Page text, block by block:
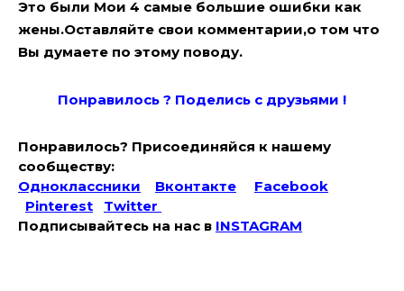
Это были Мои 4 самые большие ошибки как
жены.Оставляйте свои комментарии,о том что
Вы думаете по этому поводу.
Понравилось ? Поделись с друзьями !
Понравилось? Присоединяйся к нашему
сообществу:
Одноклассники
Вконтакте
Facebook
Pinterest
Twitter
Подписывайтесь на наc в INSTAGRAM